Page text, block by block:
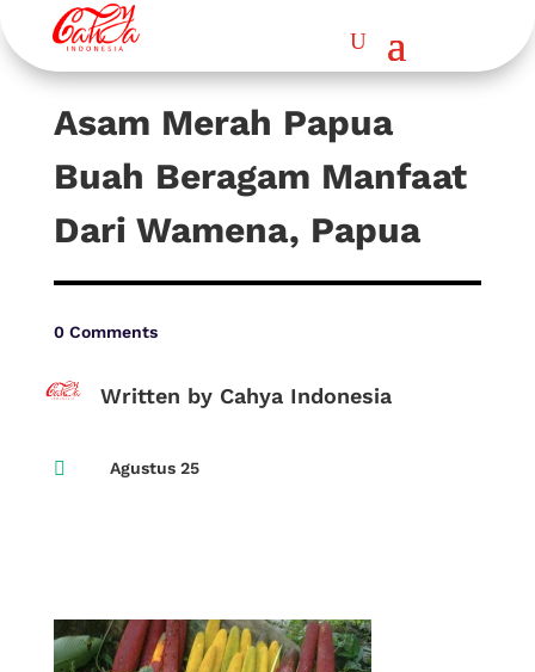
Asam Merah Papua
Buah Beragam Manfaat
Dari Wamena, Papua
0 Comments
Written by Cahya Indonesia
 Agustus 25